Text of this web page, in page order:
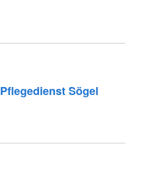
Pflegedienst Sögel